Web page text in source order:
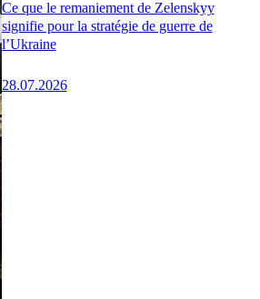
Ce que le remaniement de Zelenskyy
signifie pour la stratégie de guerre de
l’Ukraine
28.07.2026